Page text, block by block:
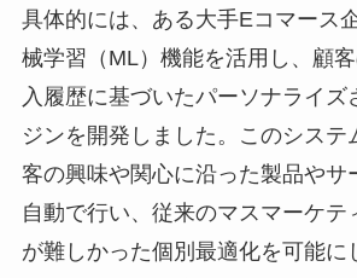
具体的には、ある大手Eコマース
械学習（ML）機能を活用し、顧
入履歴に基づいたパーソナライズ
ジンを開発しました。このシステ
客の興味や関心に沿った製品やサ
自動で行い、従来のマスマーケテ
が難しかった個別最適化を可能に